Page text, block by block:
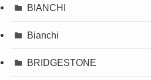
BIANCHI
Bianchi
BRIDGESTONE